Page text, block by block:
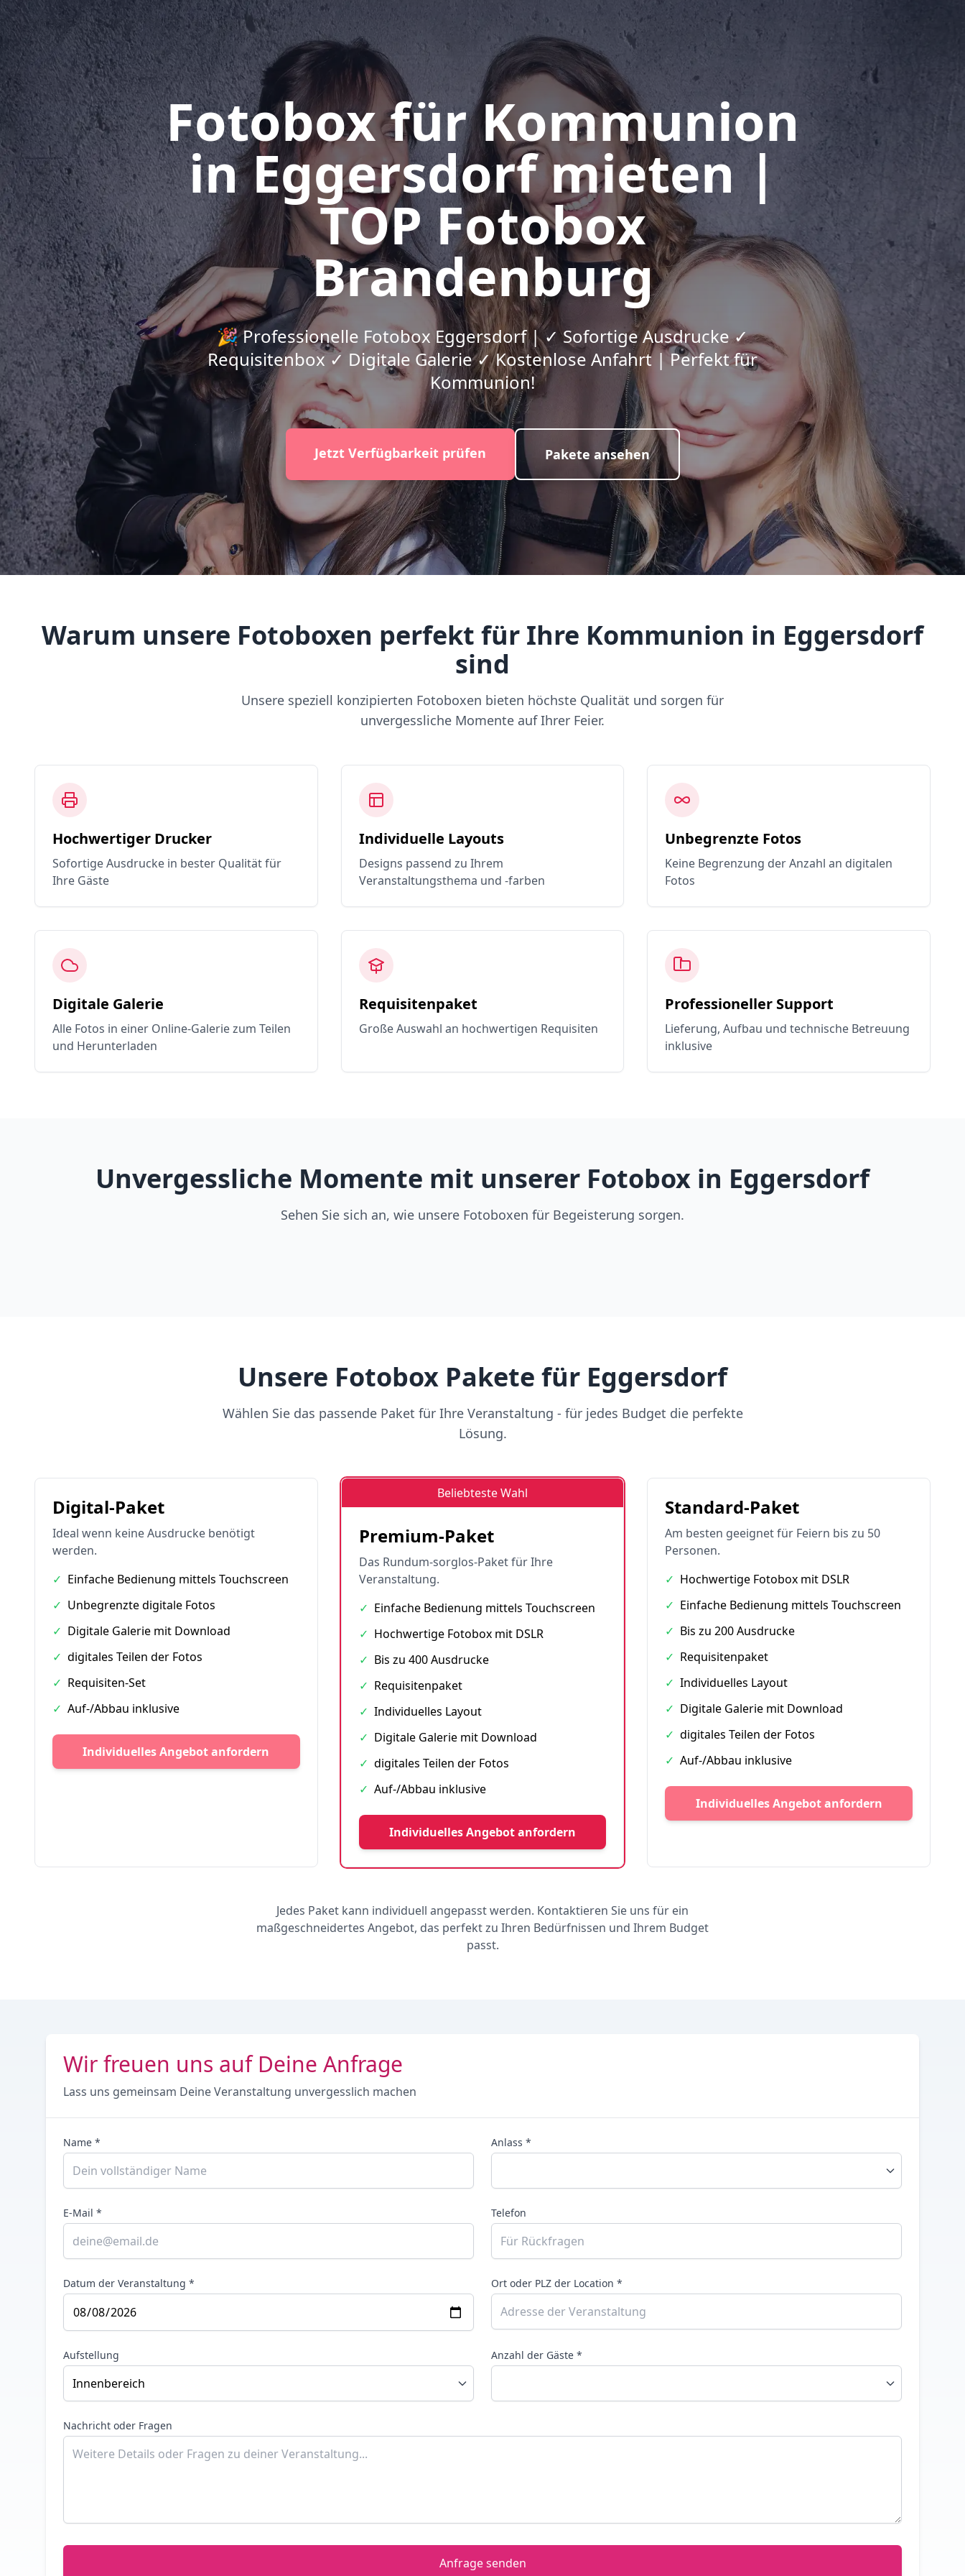
Fotobox für Kommunion
in Eggersdorf mieten |
TOP Fotobox
Brandenburg
🎉 Professionelle Fotobox Eggersdorf | ✓ Sofortige Ausdrucke ✓
Requisitenbox ✓ Digitale Galerie ✓ Kostenlose Anfahrt | Perfekt für
Kommunion!
Jetzt Verfügbarkeit prüfen Pakete ansehen
Warum unsere Fotoboxen perfekt für Ihre Kommunion in Eggersdorf
sind
Unsere speziell konzipierten Fotoboxen bieten höchste Qualität und sorgen für
unvergessliche Momente auf Ihrer Feier.
Hochwertiger Drucker
Sofortige Ausdrucke in bester Qualität für
Ihre Gäste
Individuelle Layouts
Designs passend zu Ihrem
Veranstaltungsthema und -farben
Unbegrenzte Fotos
Keine Begrenzung der Anzahl an digitalen
Fotos
Digitale Galerie
Alle Fotos in einer Online-Galerie zum Teilen
und Herunterladen
Requisitenpaket
Große Auswahl an hochwertigen Requisiten
Professioneller Support
Lieferung, Aufbau und technische Betreuung
inklusive
Unvergessliche Momente mit unserer Fotobox in Eggersdorf
Sehen Sie sich an, wie unsere Fotoboxen für Begeisterung sorgen.
Unsere Fotobox Pakete für Eggersdorf
Wählen Sie das passende Paket für Ihre Veranstaltung - für jedes Budget die perfekte
Lösung.
Digital-Paket
Ideal wenn keine Ausdrucke benötigt
werden.
✓ Einfache Bedienung mittels Touchscreen
✓ Unbegrenzte digitale Fotos
✓ Digitale Galerie mit Download
✓ digitales Teilen der Fotos
✓ Requisiten-Set
✓ Auf-/Abbau inklusive
Individuelles Angebot anfordern
Beliebteste Wahl
Premium-Paket
Das Rundum-sorglos-Paket für Ihre
Veranstaltung.
✓ Einfache Bedienung mittels Touchscreen
✓ Hochwertige Fotobox mit DSLR
✓ Bis zu 400 Ausdrucke
✓ Requisitenpaket
✓ Individuelles Layout
✓ Digitale Galerie mit Download
✓ digitales Teilen der Fotos
✓ Auf-/Abbau inklusive
Individuelles Angebot anfordern
Standard-Paket
Am besten geeignet für Feiern bis zu 50
Personen.
✓ Hochwertige Fotobox mit DSLR
✓ Einfache Bedienung mittels Touchscreen
✓ Bis zu 200 Ausdrucke
✓ Requisitenpaket
✓ Individuelles Layout
✓ Digitale Galerie mit Download
✓ digitales Teilen der Fotos
✓ Auf-/Abbau inklusive
Individuelles Angebot anfordern
Jedes Paket kann individuell angepasst werden. Kontaktieren Sie uns für ein
maßgeschneidertes Angebot, das perfekt zu Ihren Bedürfnissen und Ihrem Budget
passt.
Wir freuen uns auf Deine Anfrage
Lass uns gemeinsam Deine Veranstaltung unvergesslich machen
Name * Anlass *
E-Mail * Telefon
Datum der Veranstaltung * Ort oder PLZ der Location *
Aufstellung Anzahl der Gäste *
Nachricht oder Fragen
Anfrage senden